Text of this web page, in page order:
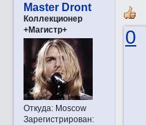
Master Dront
Коллекционер
+Магистр+
Откуда:Moscow
Зарегистрирован:
0